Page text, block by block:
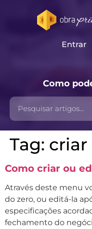
Entrar
Como
Tag: criar
Como criar ou
Através deste menu
do zero, ou editá-la
especificações
fechamento do